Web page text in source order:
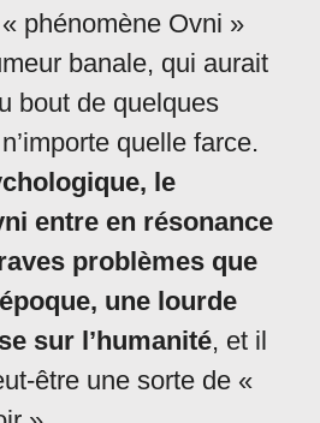
phénomène Ovni »
banale, qui aurait
bout de quelques
quelle farce.
le
entre en résonance
problèmes que
une lourde
sur l’humanité, et il
être une sorte de «